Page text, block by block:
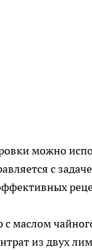
можно
с
с маслом
из двух